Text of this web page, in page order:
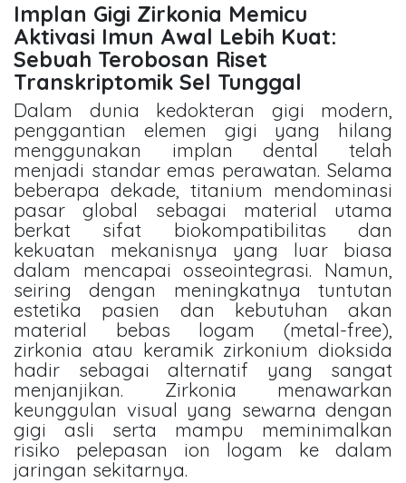
Implan Gigi Zirkonia Memicu
Aktivasi Imun Awal Lebih Kuat:
Sebuah Terobosan Riset
Transkriptomik Sel Tunggal
Dalam dunia kedokteran gigi modern,
penggantian elemen gigi yang hilang
menggunakan implan dental telah
menjadi standar emas perawatan. Selama
beberapa dekade, titanium mendominasi
pasar global sebagai material utama
berkat sifat biokompatibilitas dan
kekuatan mekanisnya yang luar biasa
dalam mencapai osseointegrasi. Namun,
seiring dengan meningkatnya tuntutan
estetika pasien dan kebutuhan akan
material bebas logam (metal-free),
zirkonia atau keramik zirkonium dioksida
hadir sebagai alternatif yang sangat
menjanjikan. Zirkonia menawarkan
keunggulan visual yang sewarna dengan
gigi asli serta mampu meminimalkan
risiko pelepasan ion logam ke dalam
jaringan sekitarnya.